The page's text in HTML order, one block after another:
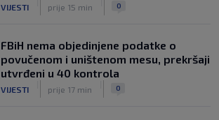
VIJESTI prije 15 min 0
FBiH nema objedinjene podatke o
povučenom i uništenom mesu, prekršaji
utvrđeni u 40 kontrola
VIJESTI prije 17 min 0